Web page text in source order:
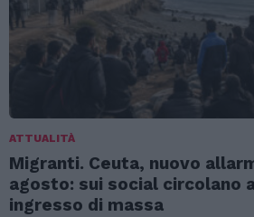
ATTUALITÀ
Migranti. Ceuta, nuovo
agosto: sui social circolano
ingresso di massa